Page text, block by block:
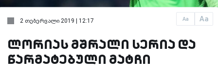
Aa Aa
2 თებერვალი 2019 | 12:17
ლორიას მშრალი სერია და
წარმატებული მატჩი